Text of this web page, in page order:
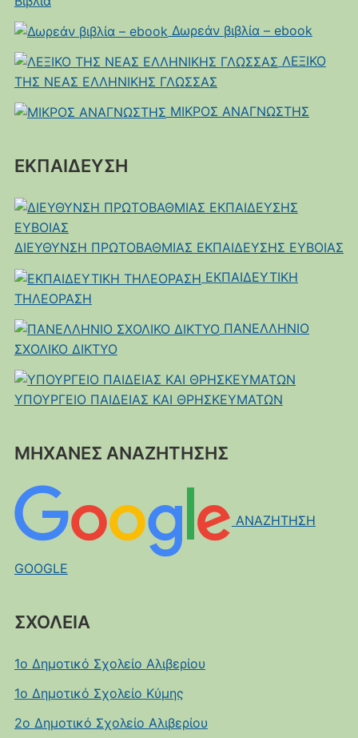
Δωρεάν βιβλία – ebook
ΛΕΞΙΚΟ
ΤΗΣ ΝΕΑΣ ΕΛΛΗΝΙΚΗΣ ΓΛΩΣΣΑΣ
ΜΙΚΡΟΣ ΑΝΑΓΝΩΣΤΗΣ
ΕΚΠΑΙΔΕΥΣΗ
ΔΙΕΥΘΥΝΣΗ ΠΡΩΤΟΒΑΘΜΙΑΣ ΕΚΠΑΙΔΕΥΣΗΣ ΕΥΒΟΙΑΣ
ΕΚΠΑΙΔΕΥΤΙΚΗ
ΤΗΛΕΟΡΑΣΗ
ΠΑΝΕΛΛΗΝΙΟ
ΣΧΟΛΙΚΟ ΔΙΚΤΥΟ
ΥΠΟΥΡΓΕΙΟ ΠΑΙΔΕΙΑΣ ΚΑΙ ΘΡΗΣΚΕΥΜΑΤΩΝ
ΜΗΧΑΝΕΣ ΑΝΑΖΗΤΗΣΗΣ
ΑΝΑΖΗΤΗΣΗ
GOOGLE
ΣΧΟΛΕΙΑ
1ο Δημοτικό Σχολείο Αλιβερίου
1ο Δημοτικό Σχολείο Κύμης
2ο Δημοτικό Σχολείο Αλιβερίου